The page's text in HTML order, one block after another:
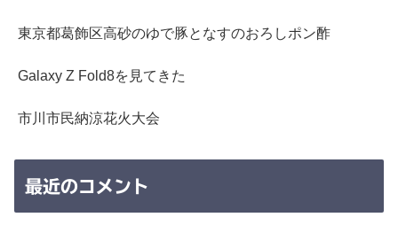
東京都葛飾区高砂のゆで豚となすのおろしポン酢
Galaxy Z Fold8を見てきた
市川市民納涼花火大会
最近のコメント